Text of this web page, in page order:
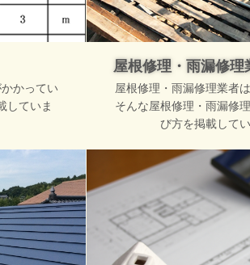
かってい
していま
屋根修理・雨漏修理
屋根修理・雨漏修理業者
そんな屋根修理・雨漏修
び方を掲載してい